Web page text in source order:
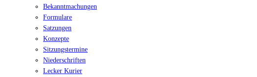
Bekanntmachungen
Formulare
Satzungen
Konzepte
Sitzungstermine
Niederschriften
Lecker Kurier